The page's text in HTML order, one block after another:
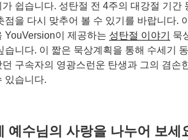
쉽습니다. 성탄절 전 4주의 대강절 기간
점을 다시 맞추어 볼 수 있기를 바랍니다.
YouVersion이 제공하는 성탄절 이야기
묵
습니다. 이 짧은 묵상계획을 통해 수세기
구속자의 영광스런운 탄생과 그의 겸손
있습니다.
예수님의 사랑을 나누어 보세